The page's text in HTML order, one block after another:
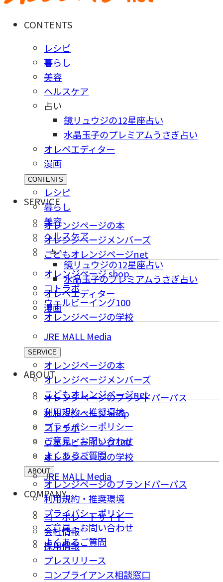
CONTENTS
レシピ
暮らし
美容
ヘルスケア
占い
鏡リュウジの12星座占い
水晶玉子のプレミアムうさぎ占い
オレペエディター
漫画
CONTENTS
レシピ
暮らし
美容
ヘルスケア
占い
鏡リュウジの12星座占い
水晶玉子のプレミアムうさぎ占い
オレペエディター
漫画
SERVICE
オレンジページの本
オレンジページメンバーズ
こどもオレンジページnet
オレンジページ shop
コトラボ
ウェルビーイング100
オレンジページの学校
JRE MALL Media
SERVICE
オレンジページの本
オレンジページメンバーズ
こどもオレンジページnet
オレンジページ shop
コトラボ
ウェルビーイング100
オレンジページの学校
JRE MALL Media
ABOUT
オレンジページのブランドパーパス
利用規約・推奨環境
プライバシーポリシー
ご意⾒・お問い合わせ
よくあるご質問
ABOUT
オレンジページのブランドパーパス
利用規約・推奨環境
プライバシーポリシー
ご意⾒・お問い合わせ
よくあるご質問
COMPANY
コーポレートサイト
会社情報
採⽤情報
プレスリリース
コンプライアンス相談窓⼝